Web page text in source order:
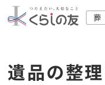
遺品の整